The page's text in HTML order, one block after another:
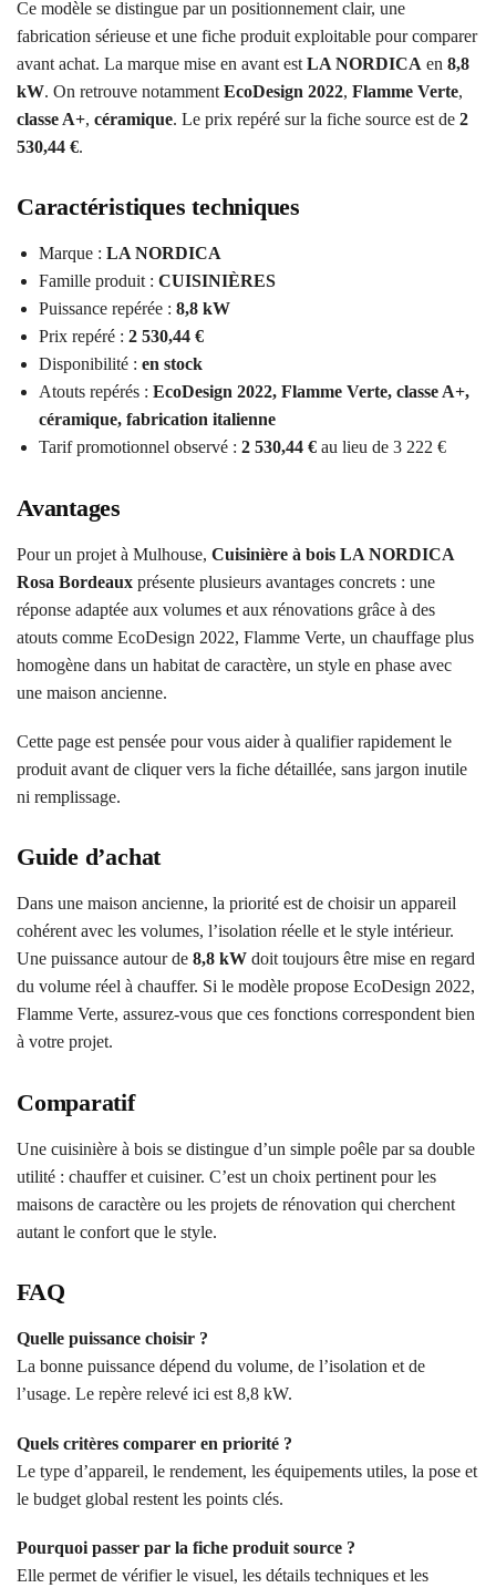
Ce modèle se distingue par un positionnement clair, une
fabrication sérieuse et une fiche produit exploitable pour comparer
avant achat. La marque mise en avant est LA NORDICA en 8,8
kW. On retrouve notamment EcoDesign 2022, Flamme Verte,
classe A+, céramique. Le prix repéré sur la fiche source est de 2
530,44 €.
Caractéristiques techniques
Marque : LA NORDICA
Famille produit : CUISINIÈRES
Puissance repérée : 8,8 kW
Prix repéré : 2 530,44 €
Disponibilité : en stock
Atouts repérés : EcoDesign 2022, Flamme Verte, classe A+,
céramique, fabrication italienne
Tarif promotionnel observé : 2 530,44 € au lieu de 3 222 €
Avantages
Pour un projet à Mulhouse, Cuisinière à bois LA NORDICA
Rosa Bordeaux présente plusieurs avantages concrets : une
réponse adaptée aux volumes et aux rénovations grâce à des
atouts comme EcoDesign 2022, Flamme Verte, un chauffage plus
homogène dans un habitat de caractère, un style en phase avec
une maison ancienne.
Cette page est pensée pour vous aider à qualifier rapidement le
produit avant de cliquer vers la fiche détaillée, sans jargon inutile
ni remplissage.
Guide d’achat
Dans une maison ancienne, la priorité est de choisir un appareil
cohérent avec les volumes, l’isolation réelle et le style intérieur.
Une puissance autour de 8,8 kW doit toujours être mise en regard
du volume réel à chauffer. Si le modèle propose EcoDesign 2022,
Flamme Verte, assurez-vous que ces fonctions correspondent bien
à votre projet.
Comparatif
Une cuisinière à bois se distingue d’un simple poêle par sa double
utilité : chauffer et cuisiner. C’est un choix pertinent pour les
maisons de caractère ou les projets de rénovation qui cherchent
autant le confort que le style.
FAQ
Quelle puissance choisir ?
La bonne puissance dépend du volume, de l’isolation et de
l’usage. Le repère relevé ici est 8,8 kW.
Quels critères comparer en priorité ?
Le type d’appareil, le rendement, les équipements utiles, la pose et
le budget global restent les points clés.
Pourquoi passer par la fiche produit source ?
Elle permet de vérifier le visuel, les détails techniques et les